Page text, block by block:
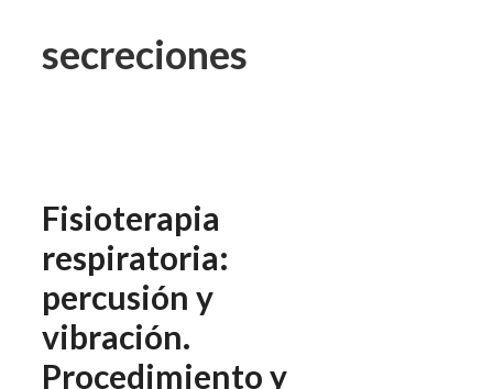
secreciones
Fisioterapia
respiratoria:
percusión y
vibración.
Procedimiento y